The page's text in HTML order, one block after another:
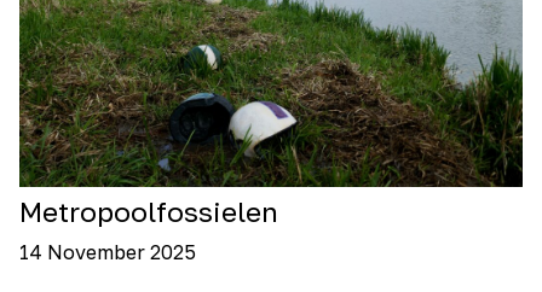
Metropoolfossielen
14 November 2025